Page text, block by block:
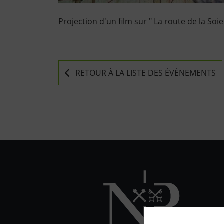
Projection d'un film sur " La route de la
RETOUR À LA LISTE DES ÉVÉNEMENTS